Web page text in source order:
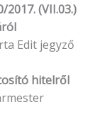
(VII.03.)
Edit jegyző
hitelről